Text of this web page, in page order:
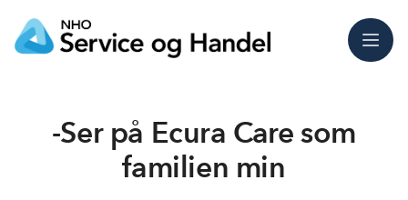
Meny
-Ser på Ecura Care som
familien min